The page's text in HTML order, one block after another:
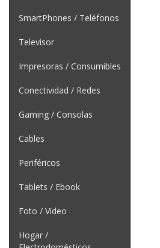
SmartPhones / Teléfonos
Televisor
Impresoras / Consumibles
Conectividad / Redes
Gaming / Consolas
Cables
Periféricos
Tablets / Ebook
Foto / Video
Hogar /